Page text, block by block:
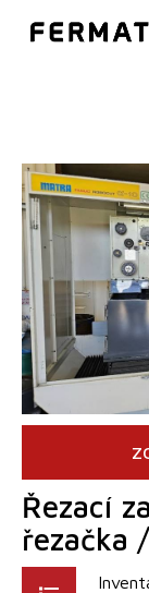
Řezací
řezačka